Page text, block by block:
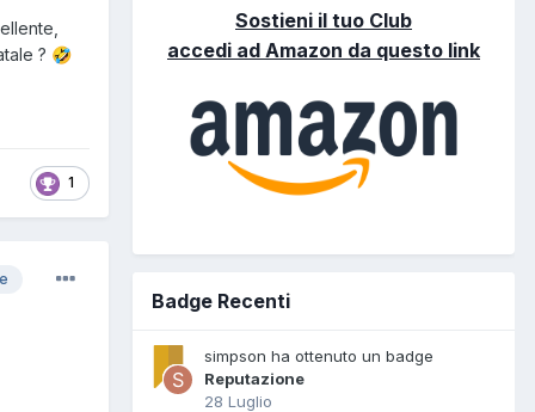
? 🤣
1
Sostieni il tuo Club
accedi ad Amazon da questo link
Badge Recenti
simpson ha ottenuto un badge
Reputazione
28 Luglio